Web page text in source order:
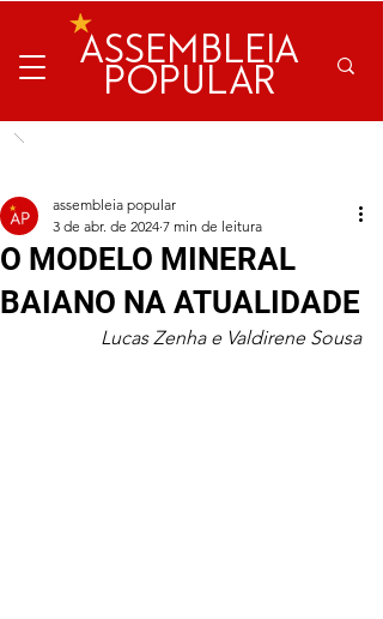
ASSEMBLEIA
POPULAR
O MODELO MINERAL
BAIANO NA ATUALIDADE
assembleia popular
3 de abr. de 2024 7 min de leitura
Lucas Zenha e Valdirene Sousa